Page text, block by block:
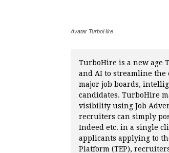
Avatar TurboHire
TurboHire is a new age
and AI to streamline the
major job boards,
candidates. TurboHire
visibility using Job
recruiters can simply
Indeed etc. in a single
applicants applying to
Platform (TEP),